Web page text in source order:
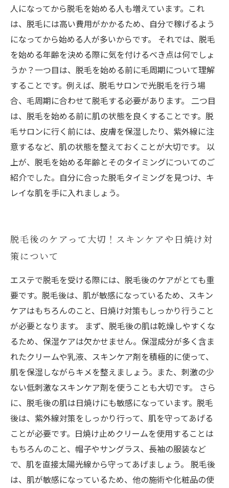
人になってから脱毛を始める人も増えています。これ
は、脱毛には高い費用がかかるため、自分で稼げるよう
になってから始める人が多いからです。 それでは、脱毛
を始める年齢を決める際に気を付けるべき点は何でしょ
うか？一つ目は、脱毛を始める前に毛周期について理解
することです。例えば、脱毛サロンで光脱毛を行う場
合、毛周期に合わせて脱毛する必要があります。 二つ目
は、脱毛を始める前に肌の状態を良くすることです。脱
毛サロンに行く前には、皮膚を保湿したり、紫外線に注
意するなど、肌の状態を整えておくことが大切です。 以
上が、脱毛を始める年齢とそのタイミングについてのご
紹介でした。自分に合った脱毛タイミングを見つけ、キ
レイな肌を手に入れましょう。
脱毛後のケアって大切！スキンケアや日焼け対
策について
エステで脱毛を受ける際には、脱毛後のケアがとても重
要です。脱毛後は、肌が敏感になっているため、スキン
ケアはもちろんのこと、日焼け対策もしっかり行うこと
が必要となります。 まず、脱毛後の肌は乾燥しやすくな
るため、保湿ケアは欠かせません。保湿成分が多く含ま
れたクリームや乳液、スキンケア剤を積極的に使って、
肌を保湿しながらキメを整えましょう。また、刺激の少
ない低刺激なスキンケア剤を使うことも大切です。 さら
に、脱毛後の肌は日焼けにも敏感になっています。脱毛
後は、紫外線対策をしっかり行って、肌を守ってあげる
ことが必要です。日焼け止めクリームを使用することは
もちろんのこと、帽子やサングラス、長袖の服装など
で、肌を直接太陽光線から守ってあげましょう。 脱毛後
は、肌が敏感になっているため、他の施術や化粧品の使